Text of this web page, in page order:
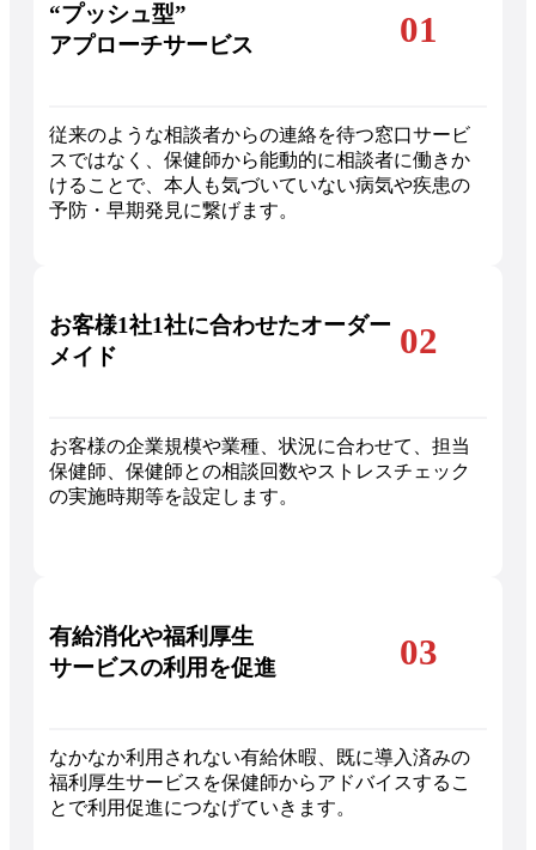
“プッシュ型”
アプローチサービス
01
従来のような相談者からの連絡を待つ窓口サービ
スではなく、保健師から能動的に相談者に働きか
けることで、本人も気づいていない病気や疾患の
予防・早期発見に繋げます。
お客様1社1社に合わせたオーダー
メイド
02
お客様の企業規模や業種、状況に合わせて、担当
保健師、保健師との相談回数やストレスチェック
の実施時期等を設定します。
有給消化や福利厚生
サービスの利用を促進
03
なかなか利用されない有給休暇、既に導入済みの
福利厚生サービスを保健師からアドバイスするこ
とで利用促進につなげていきます。